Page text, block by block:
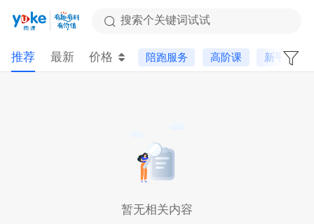
搜索个关键词试试
推荐 最新 价格 陪跑服务 高阶课 新平台
暂无相关内容